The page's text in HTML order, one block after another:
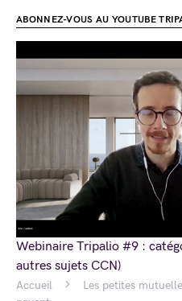
Accueil
Les petites
ABONNEZ-VOUS AU YOUTUBE
Webinaire Tripalio #9 :
autres sujets CCN)